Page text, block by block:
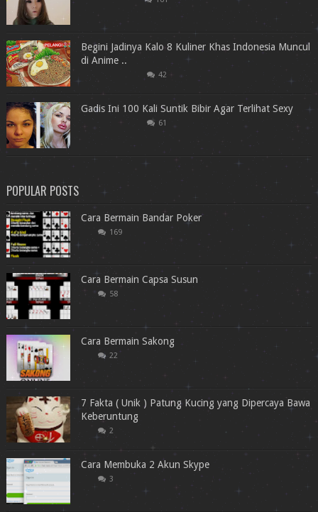
Begini Jadinya Kalo 8 Kuliner Khas Indonesia Muncul
di Anime ..
42
Gadis Ini 100 Kali Suntik Bibir Agar Terlihat Sexy
61
POPULAR POSTS
Cara Bermain Bandar Poker
169
Cara Bermain Capsa Susun
58
Cara Bermain Sakong
22
7 Fakta ( Unik ) Patung Kucing yang Dipercaya Bawa
Keberuntung
2
Cara Membuka 2 Akun Skype
3